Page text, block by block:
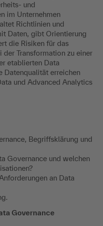
und
im Unternehmen
Richtlinien und
Daten, gibt Orientierung
die Risiken für das
der Transformation zu einer
etablierten Data
Datenqualität erreichen
und Advanced Analytics
Begriffsklärung und
Governance und welchen
an Data
Governance